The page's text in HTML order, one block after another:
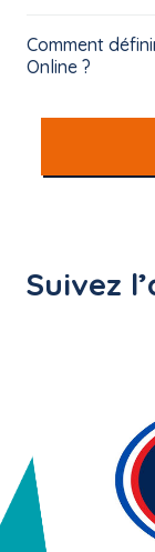
Comment
Online ?
Suivez